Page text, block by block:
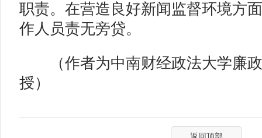
职责。在营造良好新闻监督环境方
作人员责无旁贷。
（作者为中南财经政法大学廉政
授）